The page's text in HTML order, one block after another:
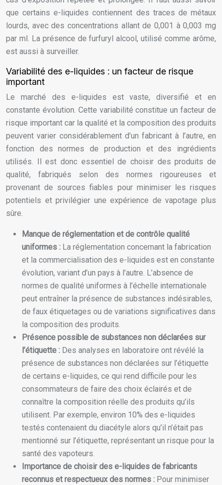
que certains e-liquides contiennent des traces de métaux
lourds, avec des concentrations allant de 0,001 à 0,003 mg
par ml. La présence de furfuryl alcool, utilisé comme arôme,
est aussi à surveiller.
Variabilité des e-liquides : un facteur de risque
important
Le marché des e-liquides est vaste, diversifié et en
constante évolution. Cette variabilité constitue un facteur de
risque important car la qualité et la composition des produits
peuvent varier considérablement d’un fabricant à l’autre, en
fonction des normes de production et des ingrédients
utilisés. Il est donc essentiel de choisir des produits de
qualité, fabriqués selon des normes rigoureuses et
provenant de sources fiables pour minimiser les risques
potentiels et privilégier une expérience de vapotage plus
sûre.
Manque de réglementation et de contrôle qualité
uniformes : La réglementation concernant la fabrication
et la commercialisation des e-liquides est en constante
évolution, variant d’un pays à l’autre. L’absence de
normes de qualité uniformes à l’échelle internationale
peut entraîner la présence de substances indésirables,
de faux étiquetages ou de variations significatives dans
la composition des produits.
Présence possible de substances non déclarées sur
l’étiquette : Des analyses en laboratoire ont révélé la
présence de substances non déclarées sur l’étiquette
de certains e-liquides, ce qui rend difficile pour les
consommateurs de faire des choix éclairés et de
connaître la composition réelle des produits qu’ils
utilisent. Par exemple, environ 10% des e-liquides
testés contenaient du diacétyle alors qu’il n’était pas
mentionné sur l’étiquette, représentant un risque pour la
santé des vapoteurs.
Importance de choisir des e-liquides de fabricants
reconnus et respectueux des normes : Pour minimiser